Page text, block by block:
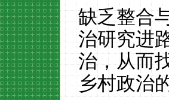
缺乏整合
治研究进
治，从而
乡村政治